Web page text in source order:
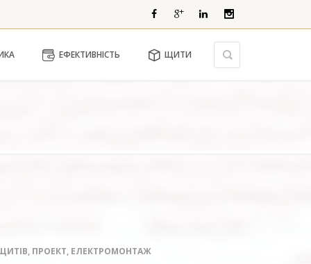
ЕФЕКТИВНІСТЬ ЩИТИ
, ПРОЕКТ, ЕЛЕКТРОМОНТАЖ